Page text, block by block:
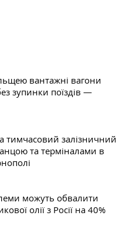
вантажні вагони
зупинки поїздів —
тимчасовий залізничний
та терміналами в
можуть обвалити
олії з Росії на 40%